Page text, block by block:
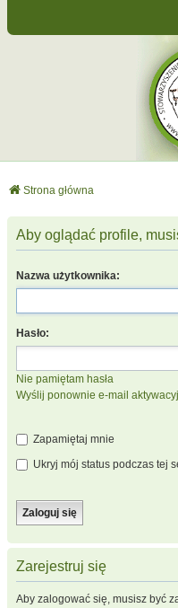
Strona główna
Aby oglądać profile,
Nazwa użytkownika:
Hasło:
Nie pamiętam hasła
Wyślij ponownie e-mail
Zapamiętaj mnie
Ukryj mój status podczas tej
Zarejestruj się
Aby zalogować się, musisz być